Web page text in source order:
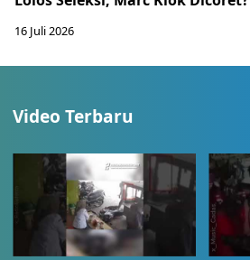
16 Juli 2026
Video Terbaru